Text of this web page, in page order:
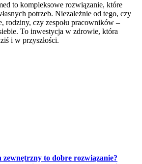
to kompleksowe rozwiązanie, które
potrzeb. Niezależnie od tego, czy
rodziny, czy zespołu pracowników –
To inwestycja w zdrowie, która
i w przyszłości.
zewnętrzny to dobre rozwiązanie?